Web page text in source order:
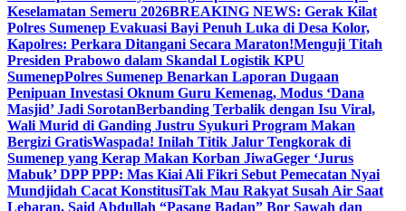
Keselamatan Semeru 2026BREAKING NEWS: Gerak Kilat
Polres Sumenep Evakuasi Bayi Penuh Luka di Desa Kolor,
Kapolres: Perkara Ditangani Secara Maraton!Menguji Titah
Presiden Prabowo dalam Skandal Logistik KPU
SumenepPolres Sumenep Benarkan Laporan Dugaan
Penipuan Investasi Oknum Guru Kemenag, Modus ‘Dana
Masjid’ Jadi SorotanBerbanding Terbalik dengan Isu Viral,
Wali Murid di Ganding Justru Syukuri Program Makan
Bergizi GratisWaspada! Inilah Titik Jalur Tengkorak di
Sumenep yang Kerap Makan Korban JiwaGeger ‘Jurus
Mabuk’ DPP PPP: Mas Kiai Ali Fikri Sebut Pemecatan Nyai
Mundjidah Cacat KonstitusiTak Mau Rakyat Susah Air Saat
Lebaran, Said Abdullah “Pasang Badan” Bor Sawah dan